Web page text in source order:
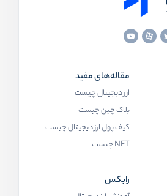
مقاله‌های مفید
ارز دیجیتال چیست
بلاک چین چیست
کیف پول ارز دیجیتال چیست
NFT چیست
رابکس